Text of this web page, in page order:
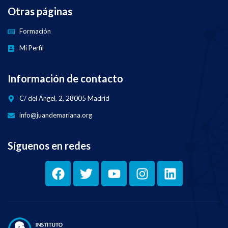
Otras páginas
Formación
Mi Perfil
Información de contacto
C/ del Ángel, 2, 28005 Madrid
info@juandemariana.org
Síguenos en redes